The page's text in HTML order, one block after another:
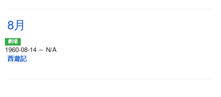
8月
1960-08-14 ～ N/A
西遊記